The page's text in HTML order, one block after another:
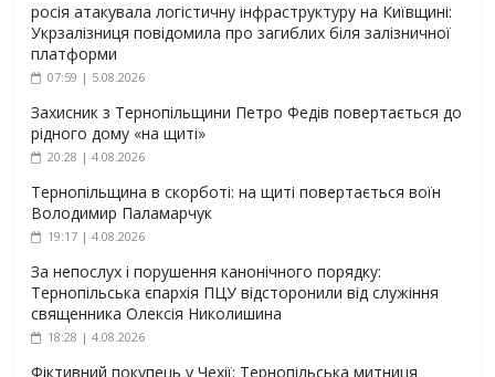
росія атакувала логістичну інфраструктуру на Київщині:
Укрзалізниця повідомила про загиблих біля залізничної
платформи
07:59 | 5.08.2026
Захисник з Тернопільщини Петро Федів повертається до
рідного дому «на щиті»
20:28 | 4.08.2026
Тернопільщина в скорботі: на щиті повертається воїн
Володимир Паламарчук
19:17 | 4.08.2026
За непослух і порушення канонічного порядку:
Тернопільська єпархія ПЦУ відсторонили від служіння
священника Олексія Николишина
18:28 | 4.08.2026
Фіктивний покупець у Чехії: Тернопільська митниця